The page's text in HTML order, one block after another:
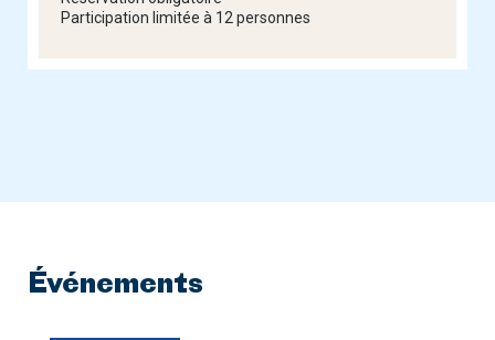
Participation limitée à 12 personnes
Événements